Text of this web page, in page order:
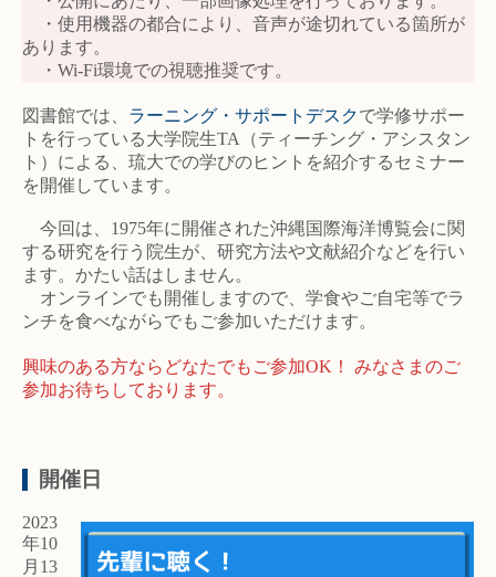
・使用機器の都合により、音声が途切れている箇所が
あります。
・Wi-Fi環境での視聴推奨です。
図書館では、 ラーニング・サポートデスクで学修サポー
トを行っている大学院生TA（ティーチング・アシスタン
ト）による、琉大での学びのヒントを紹介するセミナー
を開催しています。
今回は、1975年に開催された沖縄国際海洋博覧会に関
する研究を行う院生が、研究方法や文献紹介などを行い
ます。かたい話はしません。
オンラインでも開催しますので、学食やご自宅等でラ
ンチを食べながらでもご参加いただけます。
興味のある方ならどなたでもご参加OK！ みなさまのご
参加お待ちしております。
開催日
2023
年10
月13